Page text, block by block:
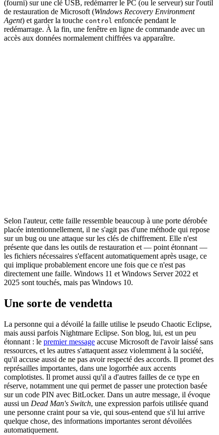
(fourni) sur une clé USB, redémarrer le PC (ou le serveur) sur l'outil
de restauration de Microsoft (Windows Recovery Environment
Agent) et garder la touche control enfoncée pendant le
redémarrage. À la fin, une fenêtre en ligne de commande avec un
accès aux données normalement chiffrées va apparaître.
Selon l'auteur, cette faille ressemble beaucoup à une porte dérobée
placée intentionnellement, il ne s'agit pas d'une méthode qui repose
sur un bug ou une attaque sur les clés de chiffrement. Elle n'est
présente que dans les outils de restauration et — point étonnant —
les fichiers nécessaires s'effacent automatiquement après usage, ce
qui implique probablement encore une fois que ce n'est pas
directement une faille. Windows 11 et Windows Server 2022 et
2025 sont touchés, mais pas Windows 10.
Une sorte de vendetta
La personne qui a dévoilé la faille utilise le pseudo Chaotic Eclipse,
mais aussi parfois Nightmare Eclipse. Son blog, lui, est un peu
étonnant : le premier message accuse Microsoft de l'avoir laissé sans
ressources, et les autres s'attaquent assez violemment à la société,
qu'il accuse aussi de ne pas avoir respecté des accords. Il promet des
représailles importantes, dans une logorrhée aux accents
complotistes. Il promet aussi qu'il a d'autres failles de ce type en
réserve, notamment une qui permet de passer une protection basée
sur un code PIN avec BitLocker. Dans un autre message, il évoque
aussi un Dead Man's Switch, une expression parfois utilisée quand
une personne craint pour sa vie, qui sous-entend que s'il lui arrive
quelque chose, des informations importantes seront dévoilées
automatiquement.